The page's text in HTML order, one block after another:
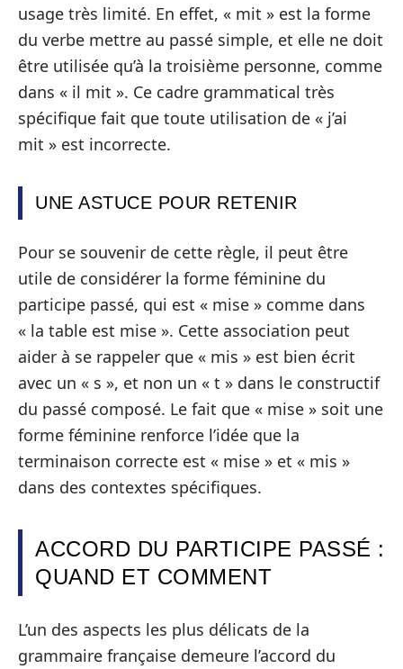
usage très limité. En effet, « mit » est la forme
du verbe mettre au passé simple, et elle ne doit
être utilisée qu’à la troisième personne, comme
dans « il mit ». Ce cadre grammatical très
spécifique fait que toute utilisation de « j’ai
mit » est incorrecte.
UNE ASTUCE POUR RETENIR
Pour se souvenir de cette règle, il peut être
utile de considérer la forme féminine du
participe passé, qui est « mise » comme dans
« la table est mise ». Cette association peut
aider à se rappeler que « mis » est bien écrit
avec un « s », et non un « t » dans le constructif
du passé composé. Le fait que « mise » soit une
forme féminine renforce l’idée que la
terminaison correcte est « mise » et « mis »
dans des contextes spécifiques.
ACCORD DU PARTICIPE PASSÉ :
QUAND ET COMMENT
L’un des aspects les plus délicats de la
grammaire française demeure l’accord du